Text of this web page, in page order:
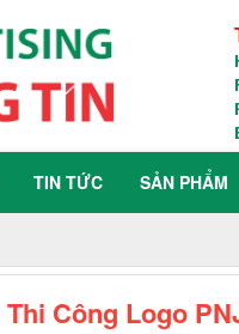
TIN TỨC SẢN PHẨM
Thi Công Logo